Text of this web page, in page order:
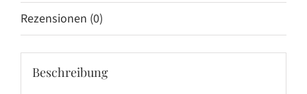
Rezensionen (0)
Beschreibung